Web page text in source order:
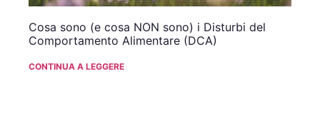
Cosa sono (e cosa NON sono) i Disturbi del
Comportamento Alimentare (DCA)
CONTINUA A LEGGERE